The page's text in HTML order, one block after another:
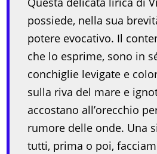
possiede, nella sua
potere evocativo. Il
che lo esprime, sono in
conchiglie levigate e
sulla riva del mare e
accostano all’orecchio
rumore delle onde. Una
tutti, prima o poi,